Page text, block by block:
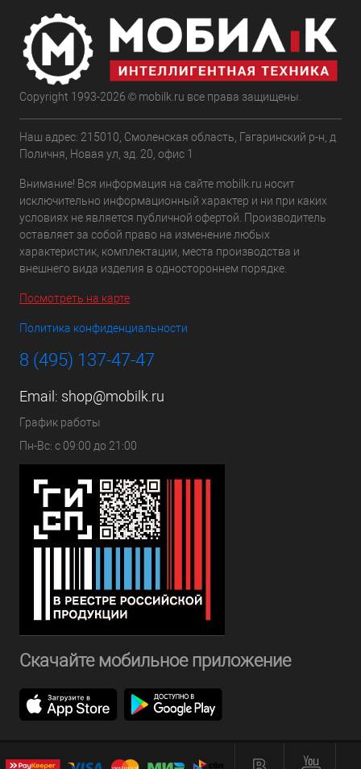
Copyright 1993-2026 © mobilk.ru все права защищены.
Наш адрес: 215010, Смоленская область, Гагаринский р-н, д
Поличня, Новая ул, зд. 20, офис 1
Внимание! Вся информация на сайте mobilk.ru носит
исключительно информационный характер и ни при каких
условиях не является публичной офертой. Производитель
оставляет за собой право на изменение любых
характеристик, комплектации, места производства и
внешнего вида изделия в одностороннем порядке.
Посмотреть на карте
Политика конфиденциальности
8 (495) 137-47-47
Email: shop@mobilk.ru
График работы
Пн-Вс: с 09:00 до 21:00
Скачайте мобильное приложение